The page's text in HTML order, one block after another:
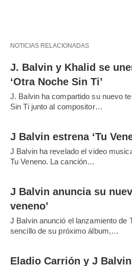
NOTICIAS RELACIONADAS
J. Balvin y Khalid se
‘Otra Noche Sin Ti’
J. Balvin ha compartido su nuevo
Sin Ti junto al compositor…
J Balvin estrena ‘Tu
J Balvin ha revelado el video
Tu Veneno. La canción…
J Balvin anuncia su
veneno’
J Balvin anunció el lanzamiento de
sencillo de su próximo álbum,…
Eladio Carrión y J Balvin